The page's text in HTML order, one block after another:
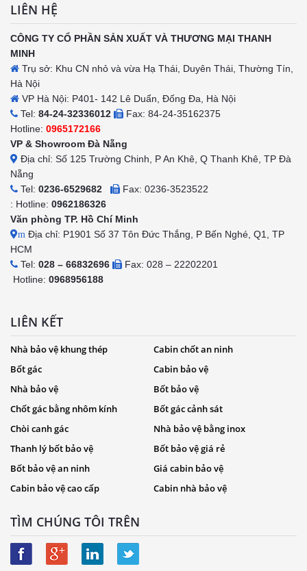
LIÊN HỆ
CÔNG TY CỔ PHẦN SẢN XUẤT VÀ THƯƠNG MẠI THANH
MINH
Trụ sở: Khu CN nhỏ và vừa Hạ Thái, Duyên Thái, Thường Tín,
Hà Nội
VP Hà Nội: P401- 142 Lê Duẩn, Đống Đa, Hà Nội
Tel: 84-24-32336012
Fax: 84-24-35162375
Hotline: 0965172166
VP & Showroom Đà Nẵng
Địa chỉ: Số 125 Trường Chinh, P An Khê, Q Thanh Khê, TP Đà
Nẵng
Tel: 0236-6529682
Fax: 0236-3523522
: Hotline: 0962186326
Văn phòng TP. Hồ Chí Minh
m Địa chỉ: P1901 Số 37 Tôn Đức Thắng, P Bến Nghé, Q1, TP
HCM
Tel: 028 – 66832696
Fax: 028 – 22202201
Hotline: 0968956188
LIÊN KẾT
Nhà bảo vệ khung thép
Cabin chốt an ninh
Bốt gác
Cabin bảo vệ
Nhà bảo vệ
Bốt bảo vệ
Chốt gác bằng nhôm kính
Bốt gác cảnh sát
Chòi canh gác
Nhà bảo vệ bằng inox
Thanh lý bốt bảo vệ
Bốt bảo vệ giá rẻ
Bốt bảo vệ an ninh
Giá cabin bảo vệ
Cabin bảo vệ cao cấp
Cabin nhà bảo vệ
TÌM CHÚNG TÔI TRÊN